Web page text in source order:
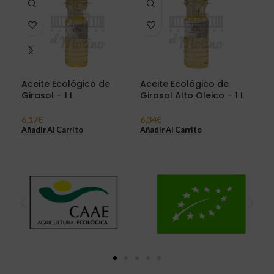
Aceite Ecológico de
Girasol – 1 L
6,17€
Añadir Al Carrito
Aceite Ecológico de
Girasol Alto Oleico – 1 L
6,34€
Añadir Al Carrito